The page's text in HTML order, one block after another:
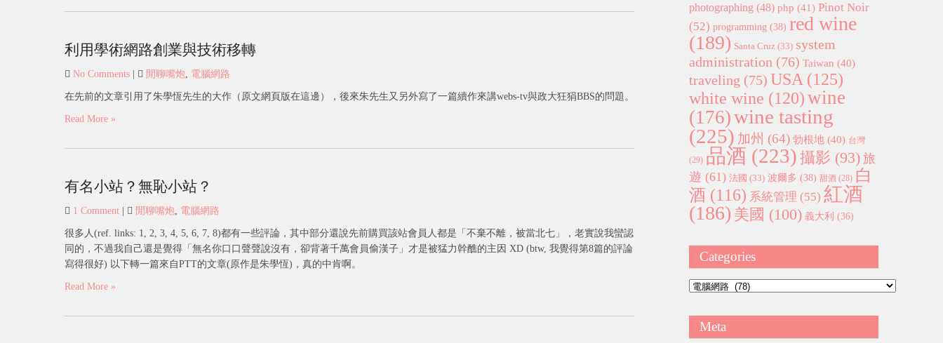
利用學術網路創業與技術移轉
No Comments 閒聊嘴炮, 電腦網路
在先前的文章引用了朱學恆先生的大作（原文網頁版在這邊），後來朱先生又另外寫了一篇續作來講webs-tv與政大狂狷BBS的問題。
Read More »
有名小站？無恥小站？
1 Comment 閒聊嘴炮, 電腦網路
很多人(ref. links: 1, 2, 3, 4, 5, 6, 7, 8)都有一些評論，其中部分還說先前購買該站會員人都是「不棄不離，被當北七」，老實說我蠻認
同的，不過我自己還是覺得「無名你口口聲聲說沒有，卻背著千萬會員偷漢子」才是被猛力幹醮的主因 XD (btw, 我覺得第8篇的評論
寫得很好) 以下轉一篇來自PTT的文章(原作是朱學恆)，真的中肯啊。
Read More »
photographing (48) php (41) Pinot Noir
(52) programming (38) red wine
(189) Santa Cruz (33) system
administration (76) Taiwan (40)
traveling (75) USA (125)
white wine (120)wine
(176)wine tasting
(225) 加州 (64) 勃根地 (40) 台灣
(29) 品酒 (223) 攝影 (93) 旅
遊 (61) 法國 (33) 波爾多 (38) 甜酒 (28) 白
酒 (116) 系統管理 (55) 紅酒
(186) 美國 (100) 義大利 (36)
Categories
Categories
Meta